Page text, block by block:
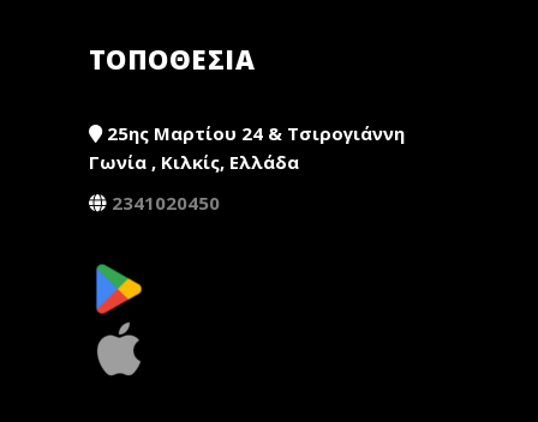
ΤΟΠΟΘΕΣΙΑ
25ης Μαρτίου 24 & Τσιρογιάννη
Γωνία , Κιλκίς, Ελλάδα
2341020450